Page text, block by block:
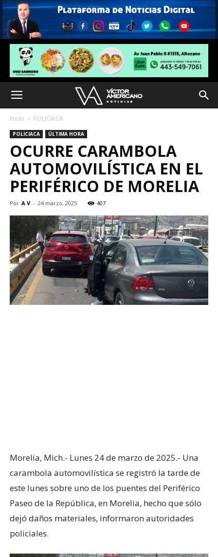
Inicio POLICIACA
POLICIACA ÚLTIMA HORA
OCURRE CARAMBOLA
AUTOMOVILÍSTICA EN EL
PERIFÉRICO DE MORELIA
Por A V - 24 marzo, 2025 407
Morelia, Mich.- Lunes 24 de marzo de 2025.- Una
carambola automovilística se registró la tarde de
este lunes sobre uno de los puentes del Periférico
Paseo de la República, en Morelia, hecho que sólo
dejó daños materiales, informaron autoridades
policiales.